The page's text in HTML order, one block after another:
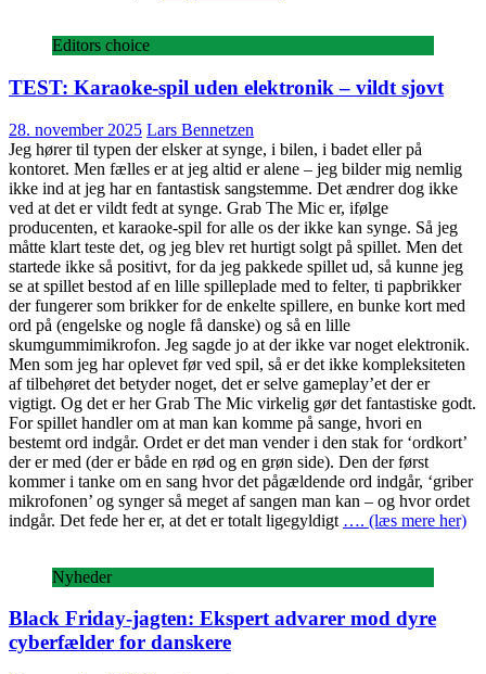
Editors choice
TEST: Karaoke-spil uden elektronik – vildt sjovt
28. november 2025 Lars Bennetzen
Jeg hører til typen der elsker at synge, i bilen, i badet eller på
kontoret. Men fælles er at jeg altid er alene – jeg bilder mig nemlig
ikke ind at jeg har en fantastisk sangstemme. Det ændrer dog ikke
ved at det er vildt fedt at synge. Grab The Mic er, ifølge
producenten, et karaoke-spil for alle os der ikke kan synge. Så jeg
måtte klart teste det, og jeg blev ret hurtigt solgt på spillet. Men det
startede ikke så positivt, for da jeg pakkede spillet ud, så kunne jeg
se at spillet bestod af en lille spilleplade med to felter, ti papbrikker
der fungerer som brikker for de enkelte spillere, en bunke kort med
ord på (engelske og nogle få danske) og så en lille
skumgummimikrofon. Jeg sagde jo at der ikke var noget elektronik.
Men som jeg har oplevet før ved spil, så er det ikke kompleksiteten
af tilbehøret det betyder noget, det er selve gameplay’et der er
vigtigt. Og det er her Grab The Mic virkelig gør det fantastiske godt.
For spillet handler om at man kan komme på sange, hvori en
bestemt ord indgår. Ordet er det man vender i den stak for ‘ordkort’
der er med (der er både en rød og en grøn side). Den der først
kommer i tanke om en sang hvor det pågældende ord indgår, ‘griber
mikrofonen’ og synger så meget af sangen man kan – og hvor ordet
indgår. Det fede her er, at det er totalt ligegyldigt …. (læs mere her)
Nyheder
Black Friday-jagten: Ekspert advarer mod dyre
cyberfælder for danskere